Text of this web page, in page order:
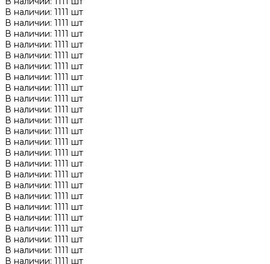
В наличии: 1111 шт
В наличии: 1111 шт
В наличии: 1111 шт
В наличии: 1111 шт
В наличии: 1111 шт
В наличии: 1111 шт
В наличии: 1111 шт
В наличии: 1111 шт
В наличии: 1111 шт
В наличии: 1111 шт
В наличии: 1111 шт
В наличии: 1111 шт
В наличии: 1111 шт
В наличии: 1111 шт
В наличии: 1111 шт
В наличии: 1111 шт
В наличии: 1111 шт
В наличии: 1111 шт
В наличии: 1111 шт
В наличии: 1111 шт
В наличии: 1111 шт
В наличии: 1111 шт
В наличии: 1111 шт
В наличии: 1111 шт